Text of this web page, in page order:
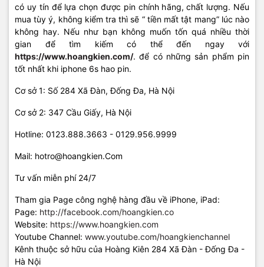
có uy tín để lựa chọn được pin chính hãng, chất lượng. Nếu
mua tùy ý, không kiểm tra thì sẽ “ tiền mất tật mang” lúc nào
không hay. Nếu như bạn không muốn tốn quá nhiều thời
gian để tìm kiếm có thể đến ngay với
https://www.hoangkien.com/. để có những sản phẩm pin
tốt nhất khi iphone 6s hao pin.
Cơ sở 1: Số 284 Xã Đàn, Đống Đa, Hà Nội
Cơ sở 2: 347 Cầu Giấy, Hà Nội
Hotline: 0123.888.3663 - 0129.956.9999
Mail: hotro@hoangkien.Com
Tư vấn miễn phí 24/7
Tham gia Page công nghệ hàng đầu về iPhone, iPad:
Page: http://facebook.com/hoangkien.co
Website: https://www.hoangkien.com
Youtube Channel: www.youtube.com/hoangkienchannel
Kênh thuộc sở hữu của Hoàng Kiên 284 Xã Đàn - Đống Đa -
Hà Nội